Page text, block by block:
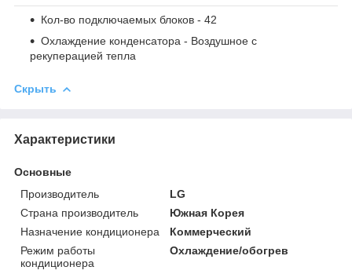
Кол-во подключаемых блоков - 42
Охлаждение конденсатора - Воздушное с
рекуперацией тепла
Скрыть
Характеристики
Основные
Производитель
LG
Страна производитель
Южная Корея
Назначение кондиционера
Коммерческий
Режим работы
кондиционера
Охлаждение/обогрев